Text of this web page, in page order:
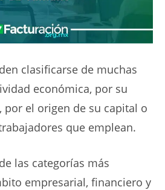
clasificarse de muchas
económica, por su
el origen de su capital o
que emplean.
las categorías más
empresarial, financiero y